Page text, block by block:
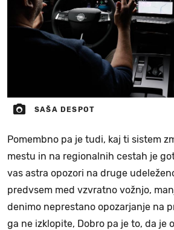
SAŠA DESPOT
Pomembno pa je tudi, kaj ti sistem
mestu in na regionalnih cestah je
vas astra opozori na druge
predvsem med vzvratno vožnjo,
denimo neprestano opozarjanje na
ga ne izklopite, Dobro pa je to, da je